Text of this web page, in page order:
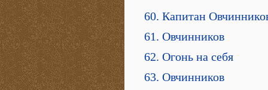
60. Капитан
61. Овчинников
62. Огонь на себя
63. Овчинников